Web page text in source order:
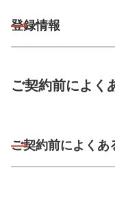
登録情報
ご契約前によく
ご契約前によくあ